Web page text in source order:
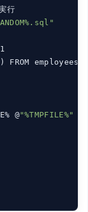
:: 複数行は一時ファイルに書き出してから実行
FROM employees
@"%TMPFILE%"